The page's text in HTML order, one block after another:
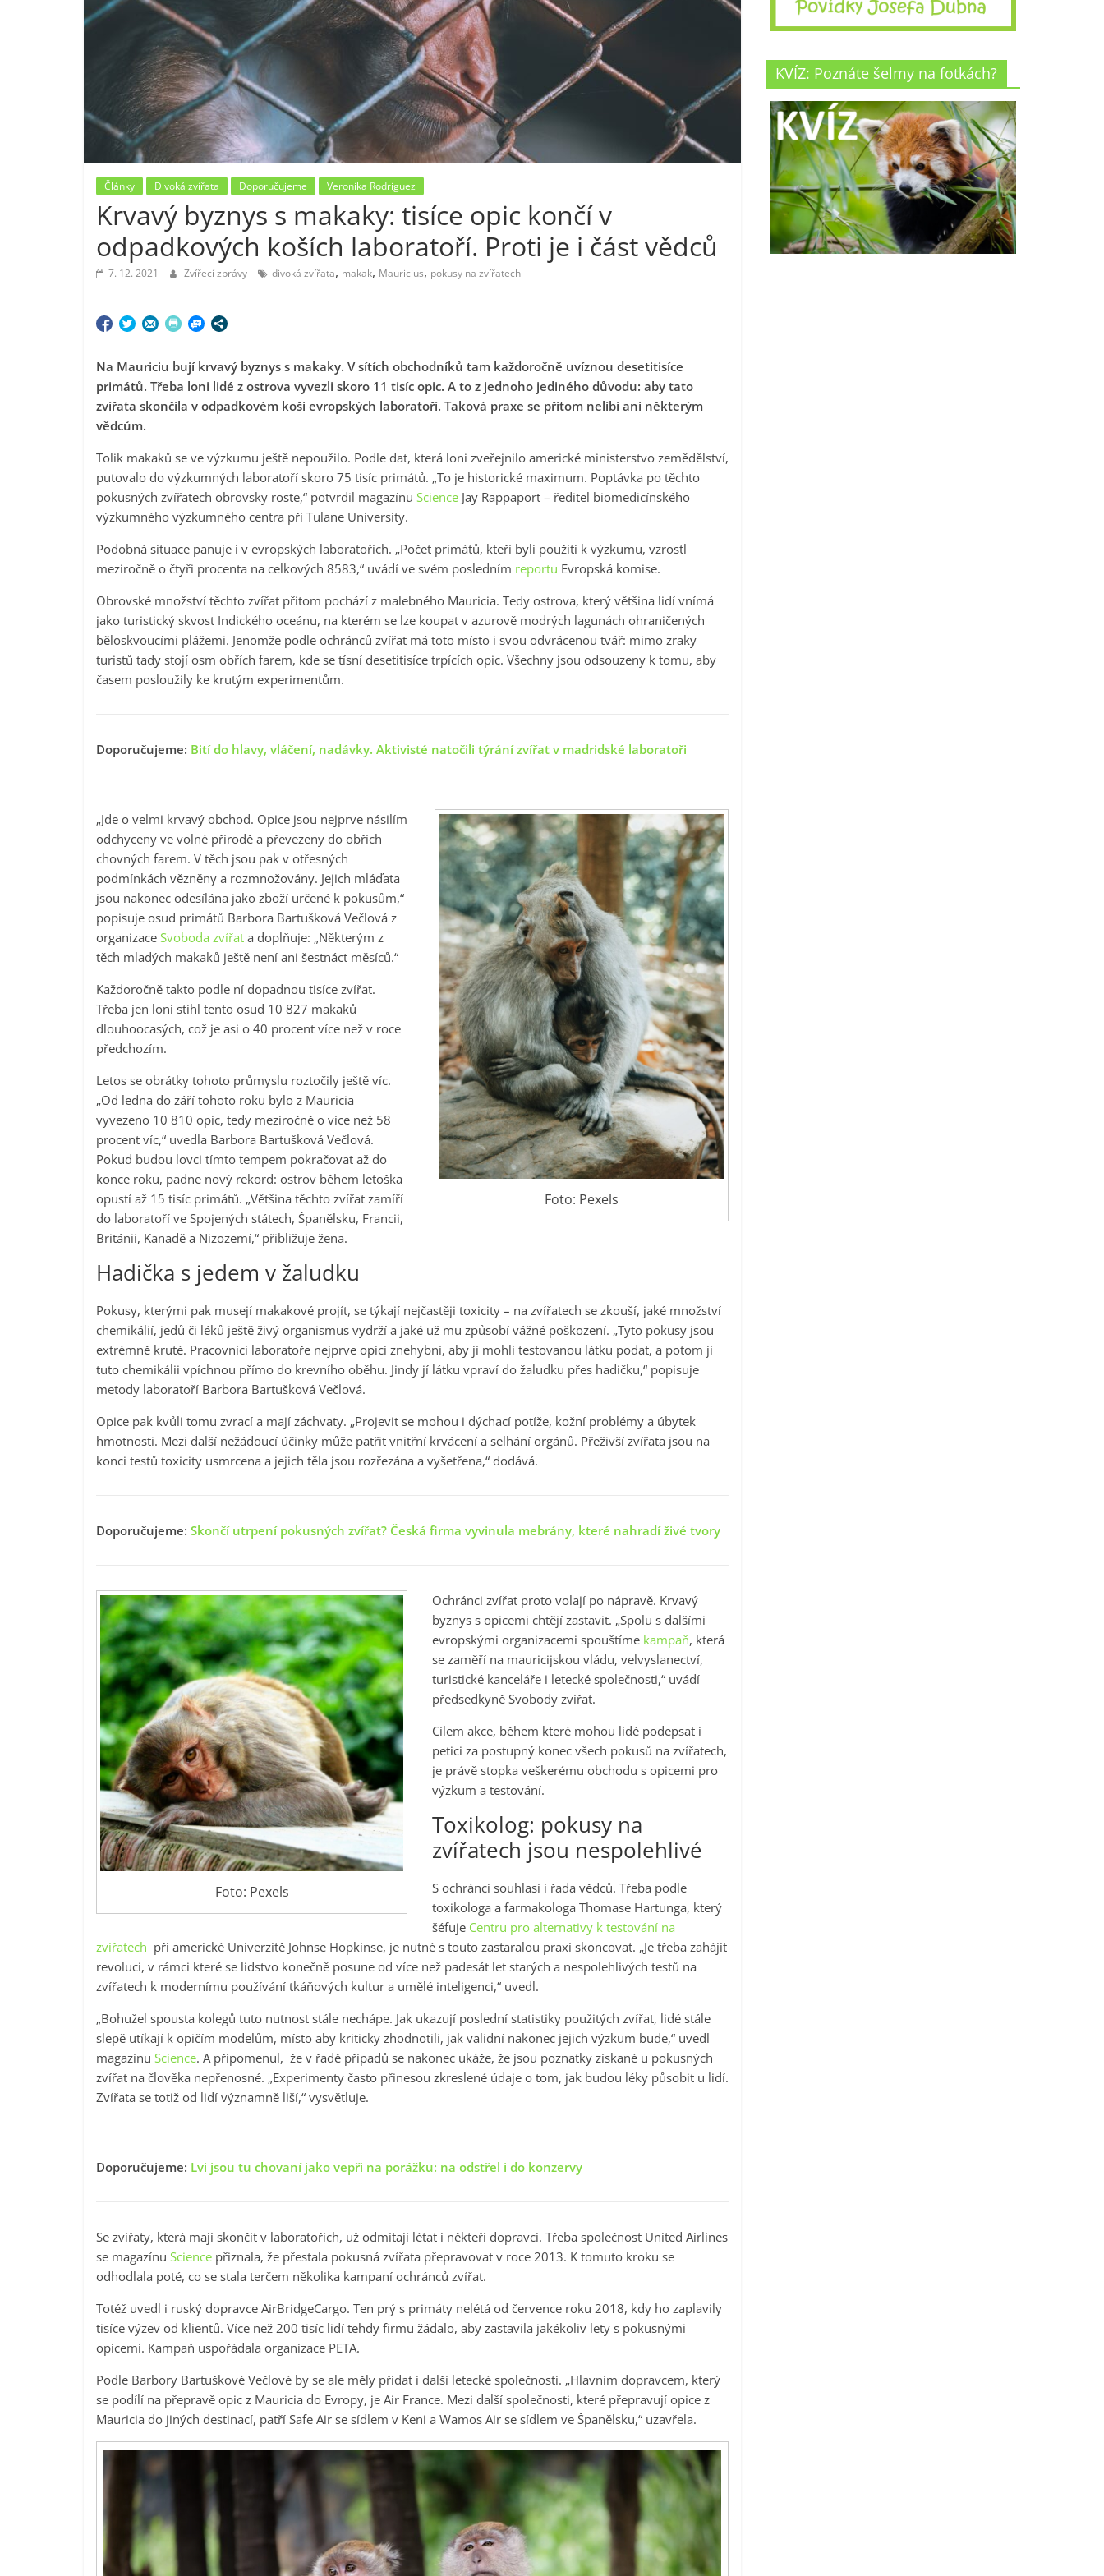
Články Divoká zvířata Doporučujeme Veronika Rodriguez
Krvavý byznys s makaky: tisíce opic končí v
odpadkových koších laboratoří. Proti je i část vědců
7. 12. 2021 Zvířecí zprávy divoká zvířata, makak, Mauricius, pokusy na zvířatech
Na Mauriciu bují krvavý byznys s makaky. V sítích obchodníků tam každoročně uvíznou desetitisíce
primátů. Třeba loni lidé z ostrova vyvezli skoro 11 tisíc opic. A to z jednoho jediného důvodu: aby tato
zvířata skončila v odpadkovém koši evropských laboratoří. Taková praxe se přitom nelíbí ani některým
vědcům.
Tolik makaků se ve výzkumu ještě nepoužilo. Podle dat, která loni zveřejnilo americké ministerstvo zemědělství,
putovalo do výzkumných laboratoří skoro 75 tisíc primátů. „To je historické maximum. Poptávka po těchto
pokusných zvířatech obrovsky roste,“ potvrdil magazínu Science Jay Rappaport – ředitel biomedicínského
výzkumného výzkumného centra při Tulane University.
Podobná situace panuje i v evropských laboratořích. „Počet primátů, kteří byli použiti k výzkumu, vzrostl
meziročně o čtyři procenta na celkových 8583,“ uvádí ve svém posledním reportu Evropská komise.
Obrovské množství těchto zvířat přitom pochází z malebného Mauricia. Tedy ostrova, který většina lidí vnímá
jako turistický skvost Indického oceánu, na kterém se lze koupat v azurově modrých lagunách ohraničených
běloskvoucími plážemi. Jenomže podle ochránců zvířat má toto místo i svou odvrácenou tvář: mimo zraky
turistů tady stojí osm obřích farem, kde se tísní desetitisíce trpících opic. Všechny jsou odsouzeny k tomu, aby
časem posloužily ke krutým experimentům.
Doporučujeme: Bití do hlavy, vláčení, nadávky. Aktivisté natočili týrání zvířat v madridské laboratoři
Foto: Pexels
„Jde o velmi krvavý obchod. Opice jsou nejprve násilím
odchyceny ve volné přírodě a převezeny do obřích
chovných farem. V těch jsou pak v otřesných
podmínkách vězněny a rozmnožovány. Jejich mláďata
jsou nakonec odesílána jako zboží určené k pokusům,“
popisuje osud primátů Barbora Bartušková Večlová z
organizace Svoboda zvířat a doplňuje: „Některým z
těch mladých makaků ještě není ani šestnáct měsíců.“
Každoročně takto podle ní dopadnou tisíce zvířat.
Třeba jen loni stihl tento osud 10 827 makaků
dlouhoocasých, což je asi o 40 procent více než v roce
předchozím.
Letos se obrátky tohoto průmyslu roztočily ještě víc.
„Od ledna do září tohoto roku bylo z Mauricia
vyvezeno 10 810 opic, tedy meziročně o více než 58
procent víc,“ uvedla Barbora Bartušková Večlová.
Pokud budou lovci tímto tempem pokračovat až do
konce roku, padne nový rekord: ostrov během letoška
opustí až 15 tisíc primátů. „Většina těchto zvířat zamíří
do laboratoří ve Spojených státech, Španělsku, Francii,
Británii, Kanadě a Nizozemí,“ přibližuje žena.
Hadička s jedem v žaludku
Pokusy, kterými pak musejí makakové projít, se týkají nejčastěji toxicity – na zvířatech se zkouší, jaké množství
chemikálií, jedů či léků ještě živý organismus vydrží a jaké už mu způsobí vážné poškození. „Tyto pokusy jsou
extrémně kruté. Pracovníci laboratoře nejprve opici znehybní, aby jí mohli testovanou látku podat, a potom jí
tuto chemikálii vpíchnou přímo do krevního oběhu. Jindy jí látku vpraví do žaludku přes hadičku,“ popisuje
metody laboratoří Barbora Bartušková Večlová.
Opice pak kvůli tomu zvrací a mají záchvaty. „Projevit se mohou i dýchací potíže, kožní problémy a úbytek
hmotnosti. Mezi další nežádoucí účinky může patřit vnitřní krvácení a selhání orgánů. Přeživší zvířata jsou na
konci testů toxicity usmrcena a jejich těla jsou rozřezána a vyšetřena,“ dodává.
Doporučujeme: Skončí utrpení pokusných zvířat? Česká firma vyvinula mebrány, které nahradí živé tvory
Foto: Pexels
Ochránci zvířat proto volají po nápravě. Krvavý
byznys s opicemi chtějí zastavit. „Spolu s dalšími
evropskými organizacemi spouštíme kampaň, která
se zaměří na mauricijskou vládu, velvyslanectví,
turistické kanceláře i letecké společnosti,“ uvádí
předsedkyně Svobody zvířat.
Cílem akce, během které mohou lidé podepsat i
petici za postupný konec všech pokusů na zvířatech,
je právě stopka veškerému obchodu s opicemi pro
výzkum a testování.
Toxikolog: pokusy na
zvířatech jsou nespolehlivé
S ochránci souhlasí i řada vědců. Třeba podle
toxikologa a farmakologa Thomase Hartunga, který
šéfuje Centru pro alternativy k testování na
zvířatech při americké Univerzitě Johnse Hopkinse, je nutné s touto zastaralou praxí skoncovat. „Je třeba zahájit
revoluci, v rámci které se lidstvo konečně posune od více než padesát let starých a nespolehlivých testů na
zvířatech k modernímu používání tkáňových kultur a umělé inteligenci,“ uvedl.
„Bohužel spousta kolegů tuto nutnost stále nechápe. Jak ukazují poslední statistiky použitých zvířat, lidé stále
slepě utíkají k opičím modelům, místo aby kriticky zhodnotili, jak validní nakonec jejich výzkum bude,“ uvedl
magazínu Science. A připomenul, že v řadě případů se nakonec ukáže, že jsou poznatky získané u pokusných
zvířat na člověka nepřenosné. „Experimenty často přinesou zkreslené údaje o tom, jak budou léky působit u lidí.
Zvířata se totiž od lidí významně liší,“ vysvětluje.
Doporučujeme: Lvi jsou tu chovaní jako vepři na porážku: na odstřel i do konzervy
Se zvířaty, která mají skončit v laboratořích, už odmítají létat i někteří dopravci. Třeba společnost United Airlines
se magazínu Science přiznala, že přestala pokusná zvířata přepravovat v roce 2013. K tomuto kroku se
odhodlala poté, co se stala terčem několika kampaní ochránců zvířat.
Totéž uvedl i ruský dopravce AirBridgeCargo. Ten prý s primáty nelétá od července roku 2018, kdy ho zaplavily
tisíce výzev od klientů. Více než 200 tisíc lidí tehdy firmu žádalo, aby zastavila jakékoliv lety s pokusnými
opicemi. Kampaň uspořádala organizace PETA.
Podle Barbory Bartuškové Večlové by se ale měly přidat i další letecké společnosti. „Hlavním dopravcem, který
se podílí na přepravě opic z Mauricia do Evropy, je Air France. Mezi další společnosti, které přepravují opice z
Mauricia do jiných destinací, patří Safe Air se sídlem v Keni a Wamos Air se sídlem ve Španělsku,“ uzavřela.
KVÍZ: Poznáte šelmy na fotkách?